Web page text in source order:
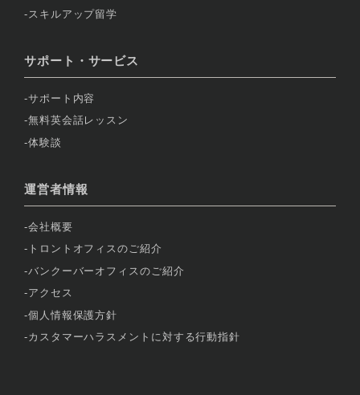
スキルアップ留学
サポート・サービス
サポート内容
無料英会話レッスン
体験談
運営者情報
会社概要
トロントオフィスのご紹介
バンクーバーオフィスのご紹介
アクセス
個人情報保護方針
カスタマーハラスメントに対する行動指針